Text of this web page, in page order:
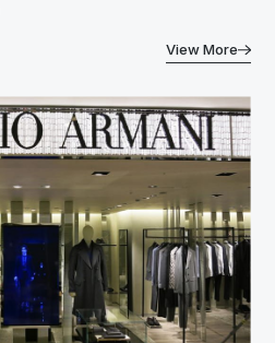
View More